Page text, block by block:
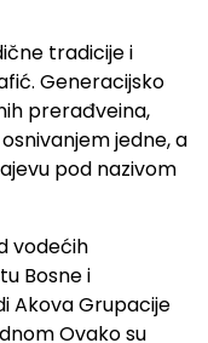
tradicije i
Generacijsko
prerađveina,
jedne, a
pod nazivom
vodećih
Bosne i
Akova Grupacije
Ovako su